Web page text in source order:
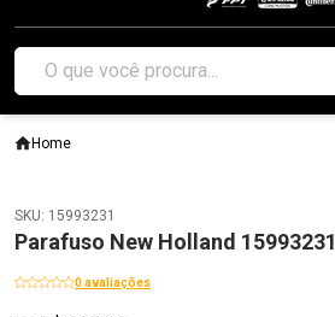
Home
SKU: 15993231
Parafuso New Holland 15993231
0 avaliações